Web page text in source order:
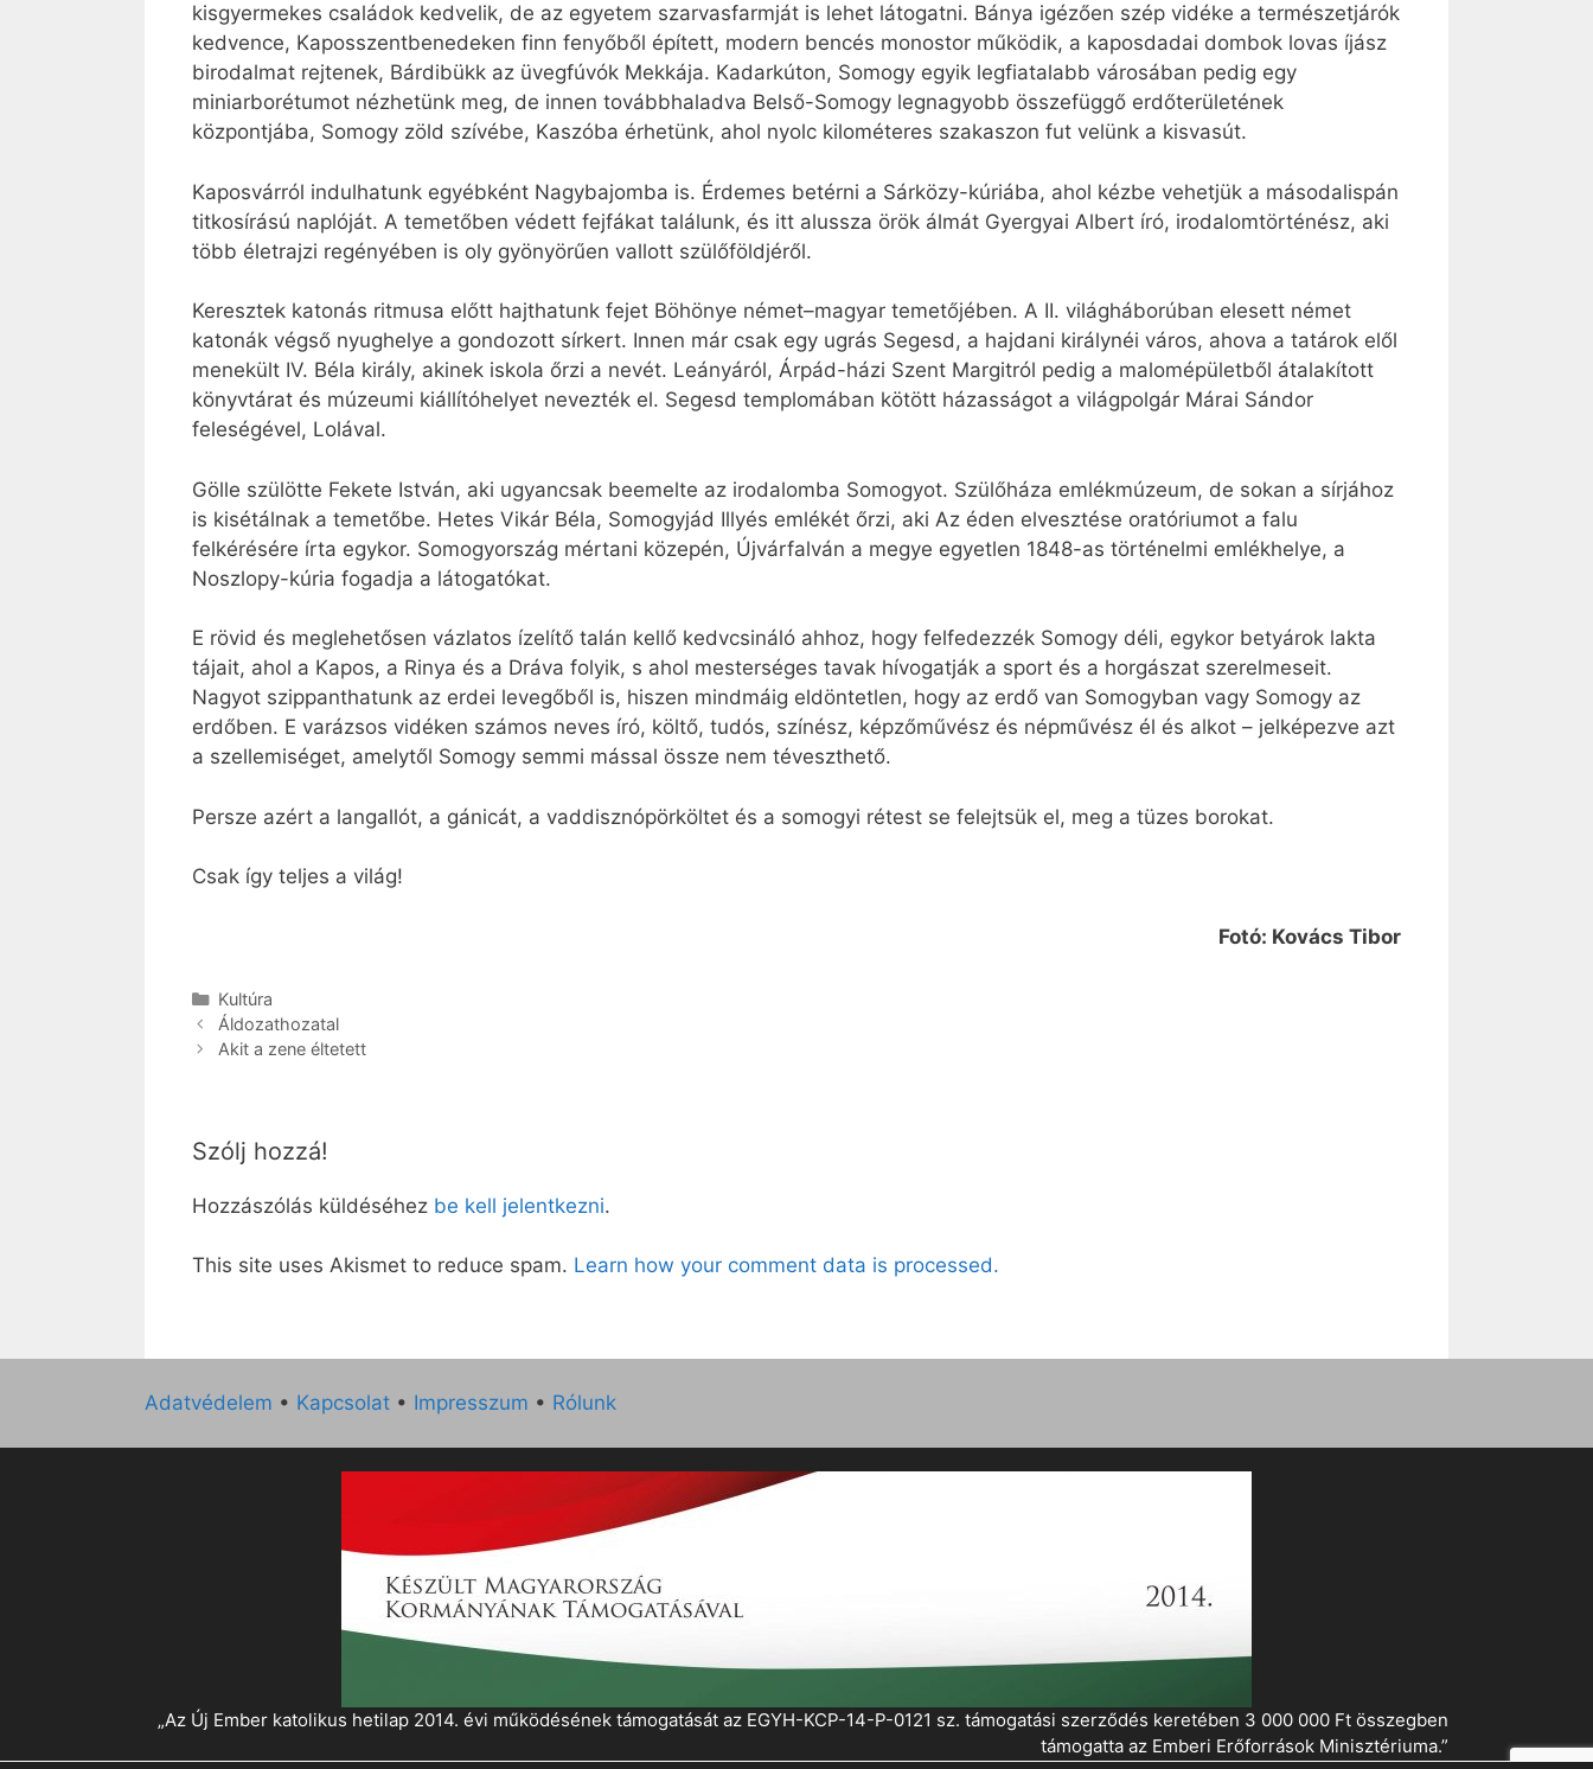
kisgyermekes családok kedvelik, de az egyetem szarvasfarmját is lehet látogatni. Bánya igézően szép vidéke a természetjárók
kedvence, Kaposszentbenedeken finn fenyőből épített, modern bencés monostor működik, a kaposdadai dombok lovas íjász
birodalmat rejtenek, Bárdibükk az üvegfúvók Mekkája. Kadarkúton, Somogy egyik legfiatalabb városában pedig egy
miniarborétumot nézhetünk meg, de innen továbbhaladva Belső-Somogy legnagyobb összefüggő erdőterületének
központjába, Somogy zöld szívébe, Kaszóba érhetünk, ahol nyolc kilométeres szakaszon fut velünk a kisvasút.
Kaposvárról indulhatunk egyébként Nagybajomba is. Érdemes betérni a Sárközy-kúriába, ahol kézbe vehetjük a másodalispán
titkosírású naplóját. A temetőben védett fejfákat találunk, és itt alussza örök álmát Gyergyai Albert író, irodalomtörténész, aki
több életrajzi regényében is oly gyönyörűen vallott szülőföldjéről.
Keresztek katonás ritmusa előtt hajthatunk fejet Böhönye német–magyar temetőjében. A II. világháborúban elesett német
katonák végső nyughelye a gondozott sírkert. Innen már csak egy ugrás Segesd, a hajdani királynéi város, ahova a tatárok elől
menekült IV. Béla király, akinek iskola őrzi a nevét. Leányáról, Árpád-házi Szent Margitról pedig a malomépületből átalakított
könyvtárat és múzeumi kiállítóhelyet nevezték el. Segesd templomában kötött házasságot a világpolgár Márai Sándor
feleségével, Lolával.
Gölle szülötte Fekete István, aki ugyancsak beemelte az irodalomba Somogyot. Szülőháza emlékmúzeum, de sokan a sírjához
is kisétálnak a temetőbe. Hetes Vikár Béla, Somogyjád Illyés emlékét őrzi, aki Az éden elvesztése oratóriumot a falu
felkérésére írta egykor. Somogyország mértani közepén, Újvárfalván a megye egyetlen 1848-as történelmi emlékhelye, a
Noszlopy-kúria fogadja a látogatókat.
E rövid és meglehetősen vázlatos ízelítő talán kellő kedvcsináló ahhoz, hogy felfedezzék Somogy déli, egykor betyárok lakta
tájait, ahol a Kapos, a Rinya és a Dráva folyik, s ahol mesterséges tavak hívogatják a sport és a horgászat szerelmeseit.
Nagyot szippanthatunk az erdei levegőből is, hiszen mindmáig eldöntetlen, hogy az erdő van Somogyban vagy Somogy az
erdőben. E varázsos vidéken számos neves író, költő, tudós, színész, képzőművész és népművész él és alkot – jelképezve azt
a szellemiséget, amelytől Somogy semmi mással össze nem téveszthető.
Persze azért a langallót, a gánicát, a vaddisznópörköltet és a somogyi rétest se felejtsük el, meg a tüzes borokat.
Csak így teljes a világ!
Fotó: Kovács Tibor
Kategória
Kultúra
Áldozathozatal
Akit a zene éltetett
Szólj hozzá!
Hozzászólás küldéséhez be kell jelentkezni.
This site uses Akismet to reduce spam. Learn how your comment data is processed.
Adatvédelem • Kapcsolat • Impresszum • Rólunk
„Az Új Ember katolikus hetilap 2014. évi működésének támogatását az EGYH-KCP-14-P-0121 sz. támogatási szerződés keretében 3 000 000 Ft összegben
támogatta az Emberi Erőforrások Minisztériuma.”